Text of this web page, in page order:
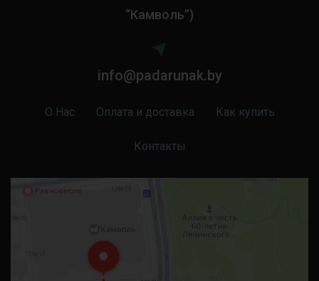
“Камволь”)
info@padarunak.by
О Нас Оплата и доставка Как купить
Контакты